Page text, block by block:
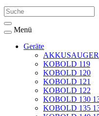
Menü
Geräte
AKKUSAUGER
KOBOLD 119
KOBOLD 120
KOBOLD 121
KOBOLD 122
KOBOLD 130
KOBOLD 135